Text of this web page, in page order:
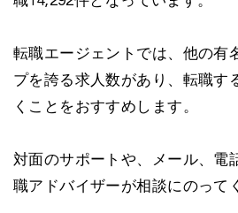
転職エージェントでは、他の有
プを誇る求人数があり、転職す
くことをおすすめします。
対面のサポートや、メール、電
職アドバイザーが相談にのって